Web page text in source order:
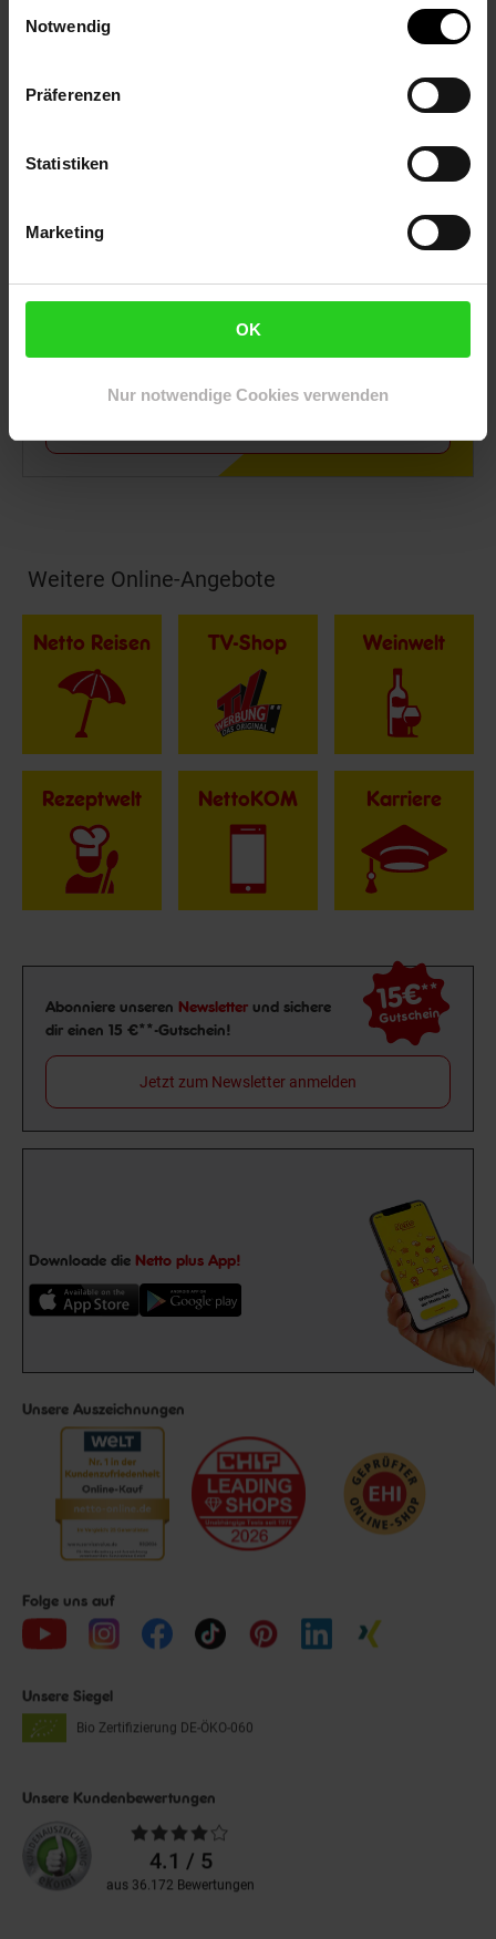
Notwendig
Präferenzen
Statistiken
Marketing
OK
Nur notwendige Cookies verwenden
Lasagne mit Bechamel-Soße
Fußzeile
Weitere Online-Angebote
Netto Reisen TV-Shop Weinwelt
Rezeptwelt NettoKOM Karriere
Newsletter Anmeldung
Abonniere unseren Newsletter und sichere
dir einen 15 €**-Gutschein!
15€**
Gutschein
Jetzt zum Newsletter anmelden
Downloade die Netto plus App!
Unsere Auszeichnungen
Folge uns auf
Unsere Siegel
Bio Zertifizierung DE-ÖKO-060
Unsere Kundenbewertungen
Durchschnittliche
Bewertungen4.1 / 5
aus 36.172 Bewertungen